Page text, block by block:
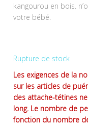
kangourou en bois.
votre bébé.
Rupture de stock
Les exigences de la
sur les articles de
des attache-tétines
long. Le nombre de
fonction du nombre